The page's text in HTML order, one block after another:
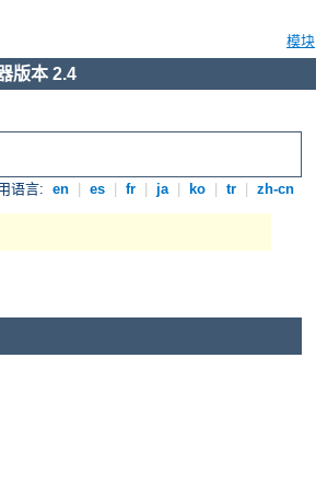
模块
版本 2.4
语言: en es fr ja ko tr zh-cn